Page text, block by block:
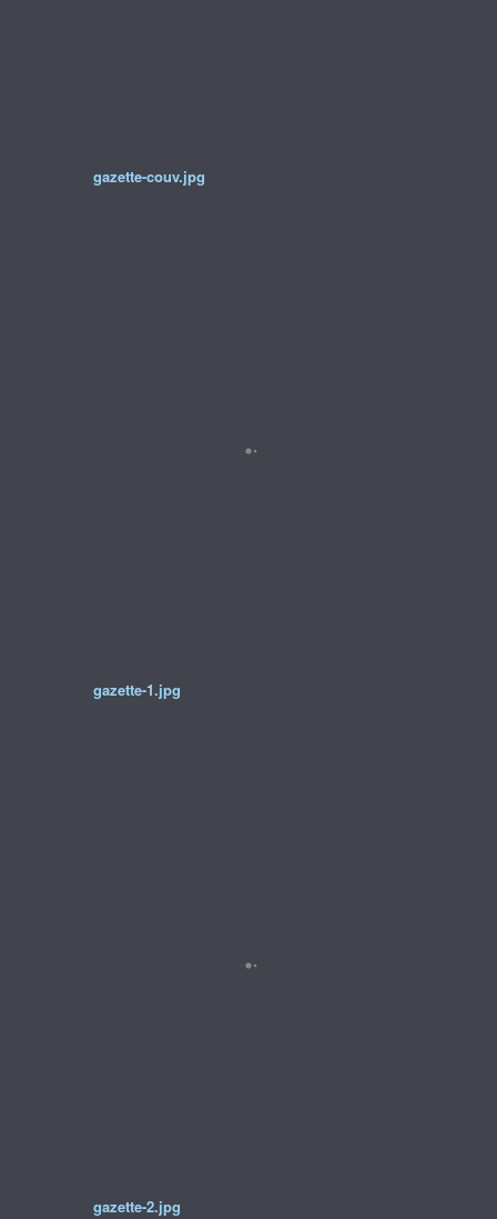
gazette-couv.jpg
gazette-1.jpg
gazette-2.jpg